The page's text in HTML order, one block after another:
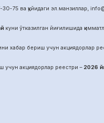
75 ва қуйидаги эл.манзиллар,
куни ўтказилган йиғилишида
хабар бериш учун акциядорлар
учун акциядорлар реестри – 2026